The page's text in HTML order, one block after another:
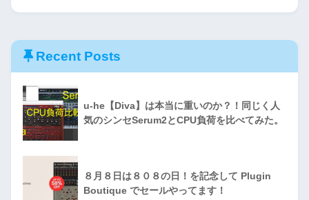
Recent Posts
u-he【Diva】は本当に重いのか？！同じく人
気のシンセSerum2とCPU負荷を比べてみた。
８月８日は８０８の日！を記念して Plugin
Boutique でセールやってます！